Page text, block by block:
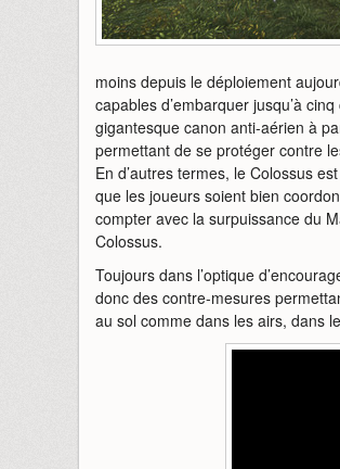
moins depuis le déploiement
capables d’embarquer jusqu’à
gigantesque canon anti-aérien à
permettant de se protéger contre
En d’autres termes, le Colossus
que les joueurs soient bien
compter avec la surpuissance du
Colossus.
Toujours dans l’optique
donc des contre-mesures
au sol comme dans les airs, dans